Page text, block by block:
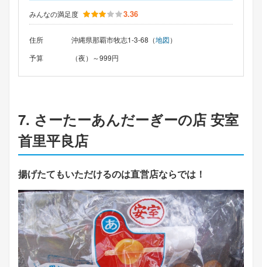
みんなの満足度 3.36
住所 沖縄県那覇市牧志1-3-68（地図）
予算
（夜）～999円
7. さーたーあんだーぎーの店 安室
首里平良店
揚げたてもいただけるのは直営店ならでは！